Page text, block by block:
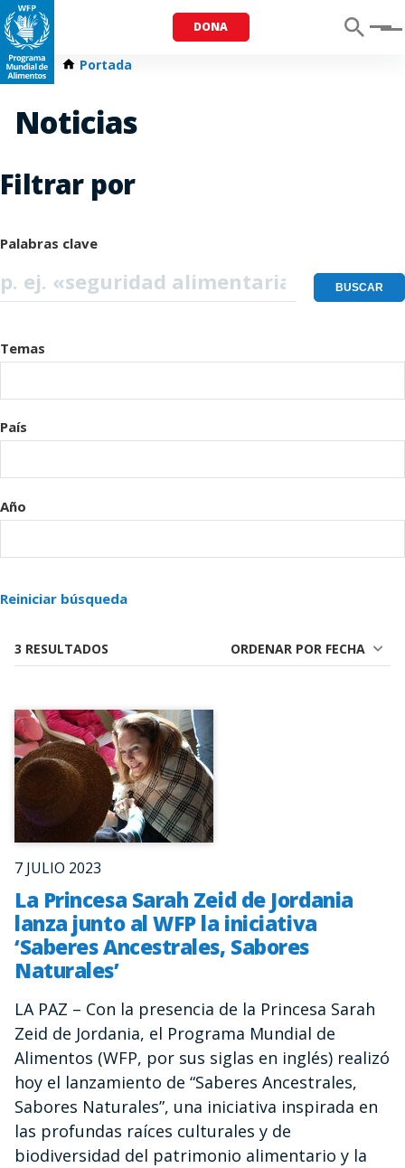
DONA Menu
Portada
Noticias
Filtrar por
Palabras clave
Temas
País
Año
Reiniciar búsqueda
3 RESULTADOS ORDENAR POR FECHA
7 JULIO 2023
La Princesa Sarah Zeid de Jordania
lanza junto al WFP la iniciativa
‘Saberes Ancestrales, Sabores
Naturales’
LA PAZ – Con la presencia de la Princesa Sarah
Zeid de Jordania, el Programa Mundial de
Alimentos (WFP, por sus siglas en inglés) realizó
hoy el lanzamiento de “Saberes Ancestrales,
Sabores Naturales”, una iniciativa inspirada en
las profundas raíces culturales y de
biodiversidad del patrimonio alimentario y la